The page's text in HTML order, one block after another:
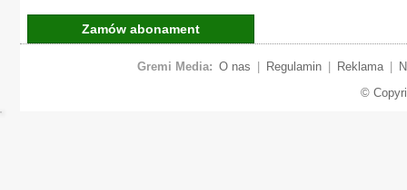
Zamów abonament
Gremi Media: O nas Regulamin Reklama
©